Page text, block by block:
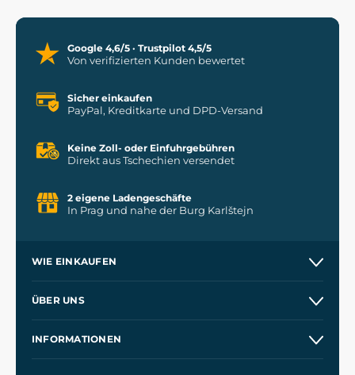
Google 4,6/5 · Trustpilot 4,5/5
Von verifizierten Kunden bewertet
Sicher einkaufen
PayPal, Kreditkarte und DPD-Versand
Keine Zoll- oder Einfuhrgebühren
Direkt aus Tschechien versendet
2 eigene Ladengeschäfte
In Prag und nahe der Burg Karlštejn
WIE EINKAUFEN
Kontakt
ÜBER UNS
INFORMATIONEN